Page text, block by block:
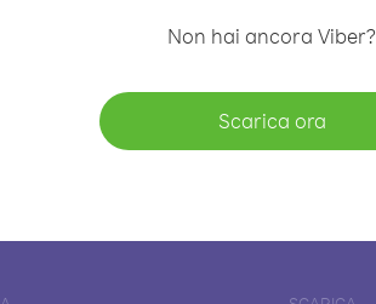
Non hai ancora Viber?
Scarica ora